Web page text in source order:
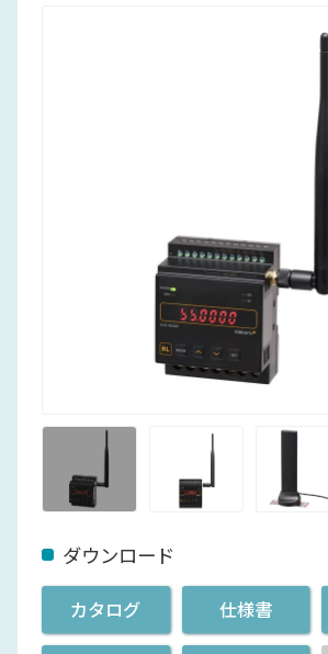
ダウンロード
カタログ 仕様書